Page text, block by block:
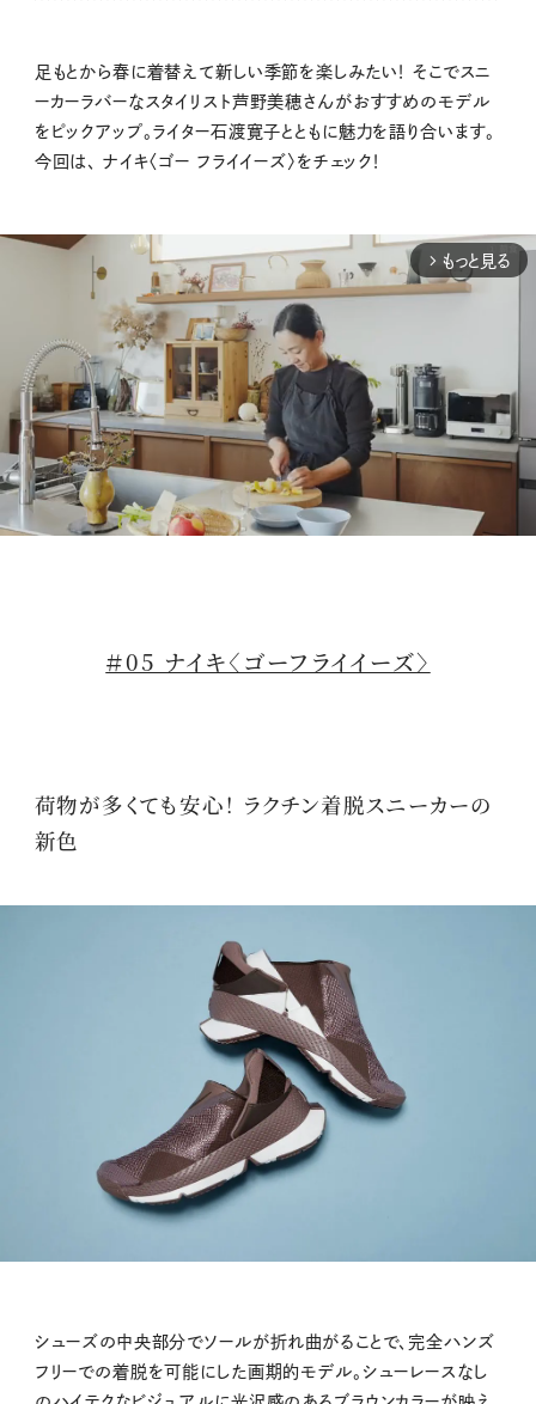
足もとから春に着替えて新しい季節を楽しみたい！ そこでスニ
ーカーラバーなスタイリスト芦野美穂さんがおすすめのモデル
をピックアップ。ライター石渡寛子とともに魅力を語り合います。
今回は、 ナイキ〈ゴー フライイーズ〉をチェック！
arrow_forward_ios もっと見る
＃05 ナイキ〈ゴーフライイーズ〉
荷物が多くても安心！ ラクチン着脱スニーカーの
新色
シューズの中央部分でソールが折れ曲がることで、完全ハンズ
フリーでの着脱を可能にした画期的モデル。シューレースなし